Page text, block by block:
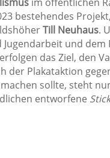
bestehendes
Till Neuhaus.
und dem
das Ziel, den
der Plakataktion
sollte, steht
entworfene